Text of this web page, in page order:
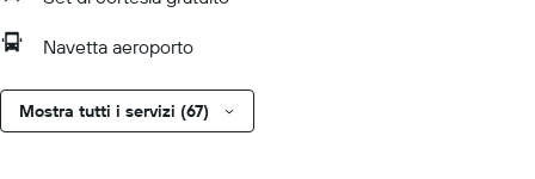
Navetta aeroporto
Mostra tutti i servizi (67)